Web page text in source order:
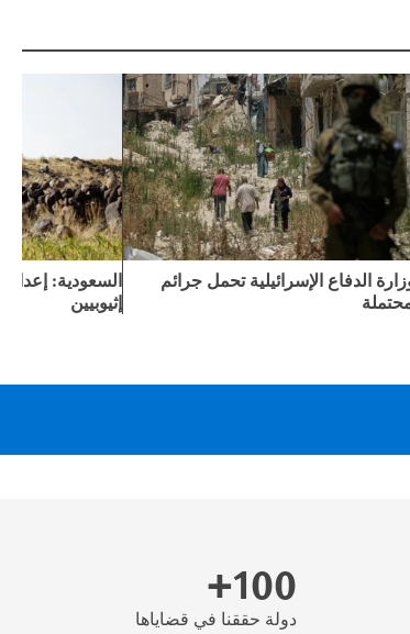
الدفاع الإسرائيلية تحمل جرائم
السعودية:
إثيوبيين
100+
دولة حققنا في قضاياها